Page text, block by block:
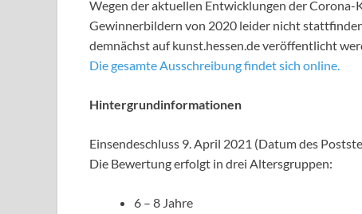
Wegen der aktuellen Entwicklungen der
Gewinnerbildern von 2020 leider nicht
demnächst auf kunst.hessen.de veröffentlicht
Die gesamte Ausschreibung findet sich online.
Hintergrundinformationen
Einsendeschluss 9. April 2021 (Datum des
Die Bewertung erfolgt in drei Altersgruppen:
6 – 8 Jahre